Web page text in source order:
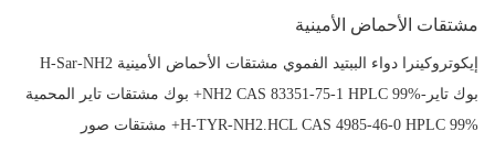
مشتقات الأحماض الأمينية
إيكوتروكينرا دواء الببتيد الفموي مشتقات الأحماض الأمينية H-Sar-NH2
بوك تاير-NH2 CAS 83351-75-1 HPLC 99%+ بوك مشتقات تاير المحمية
H-TYR-NH2.HCL CAS 4985-46-0 HPLC 99%+ مشتقات صور